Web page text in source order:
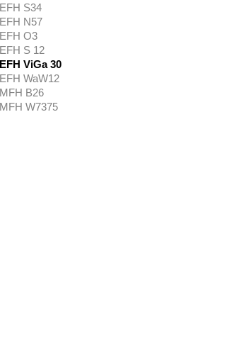
EFH S34
EFH N57
EFH O3
EFH S 12
EFH ViGa 30
EFH WaW12
MFH B26
MFH W7375